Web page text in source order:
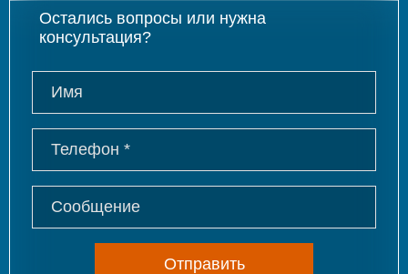
Остались вопросы или нужна
консультация?
Отправить